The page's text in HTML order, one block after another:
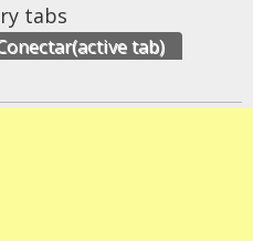
tabs
(active tab)